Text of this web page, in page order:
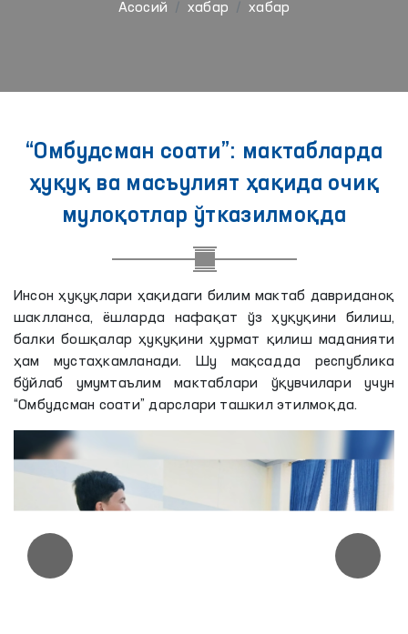
Aсосий хабар хабар
“Омбудсман соати”: мактабларда
ҳуқуқ ва масъулият ҳақида очиқ
мулоқотлар ўтказилмоқда
Инсон ҳуқуқлари ҳақидаги билим мактаб давриданоқ
шаклланса, ёшларда нафақат ўз ҳуқуқини билиш,
балки бошқалар ҳуқуқини ҳурмат қилиш маданияти
ҳам мустаҳкамланади. Шу мақсадда республика
бўйлаб умумтаълим мактаблари ўқувчилари учун
“Омбудсман соати” дарслари ташкил этилмоқда.